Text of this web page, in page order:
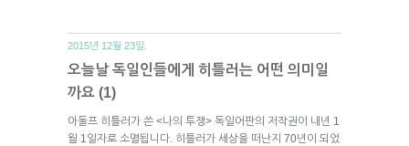
2015년 12월 23일.
오늘날 독일인들에게 히틀러는 어떤 의미일
까요 (1)
아돌프 히틀러가 쓴 <나의 투쟁> 독일어판의 저작권이 내년 1
월 1일자로 소멸됩니다. 히틀러가 세상을 떠난지 70년이 되었